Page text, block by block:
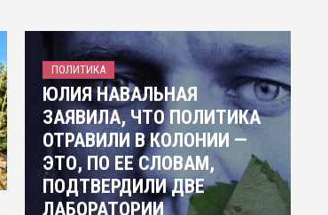
ПОЛИТИКА
ЮЛИЯ НАВАЛЬНАЯ
ЗАЯВИЛА, ЧТО ПОЛИТИКА
ОТРАВИЛИ В КОЛОНИИ —
ЭТО, ПО ЕЕ СЛОВАМ,
ПОДТВЕРДИЛИ ДВЕ
ЛАБОРАТОРИИ